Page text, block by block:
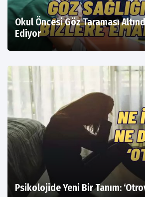
Okul Öncesi Göz Taraması
Ediyor
Psikolojide Yeni Bir Tanım: